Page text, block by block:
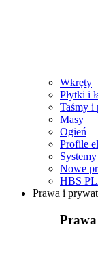
Wkręty
Płytki i
Taśmy i
Masy
Ogień
Profile
Nowe
HBS
Prawa i